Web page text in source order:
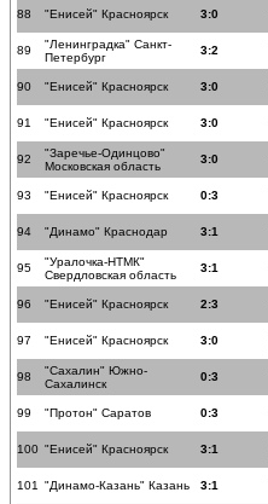
88 "Енисей" Красноярск 3:0
89
"Ленинградка" Санкт-
Петербург
3:2
90 "Енисей" Красноярск 3:0
91 "Енисей" Красноярск 3:0
92
"Заречье-Одинцово"
Московская область
3:0
93 "Енисей" Красноярск 0:3
94 "Динамо" Краснодар 3:1
95
"Уралочка-НТМК"
Свердловская область
3:1
96 "Енисей" Красноярск 2:3
97 "Енисей" Красноярск 3:0
98
"Сахалин" Южно-
Сахалинск
0:3
99 "Протон" Саратов 0:3
100 "Енисей" Красноярск 3:1
101 "Динамо-Казань" Казань 3:1